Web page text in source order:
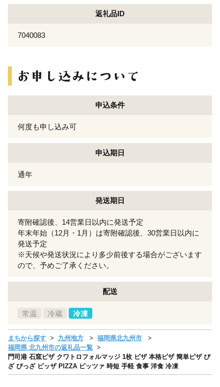
返礼品ID
7040083
申込条件
何度も申し込み可
申込期日
通年
発送期日
寄附確認後、14営業日以内に発送予定
年末年始（12月・1月）は寄附確認後、30営業日以内に
発送予定
※天候や発送状況により多少前後する場合がございます
ので、予めご了承ください。
配送
常温 冷蔵 冷凍
まちから探す 九州地方
福岡県北九州市
福岡県 北九州市の返礼品一覧
門司港 石窯ピザ クワトロフォルマッジ 1枚 ピザ 本格ピザ 簡単ピザ ぴ
ざ ぴっざ ピッザ PIZZA ピッツァ 時短 手軽 食事 洋食 冷凍